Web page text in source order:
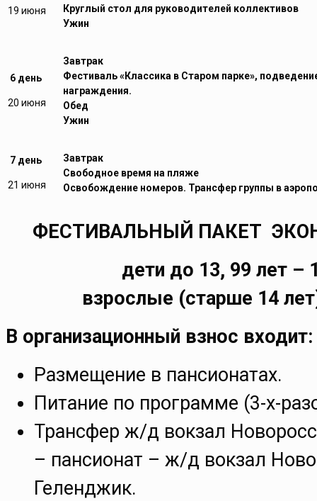
19 июня
Круглый стол для руководителей коллективов
Ужин
6 день
20 июня
Завтрак
Фестиваль «Классика в Старом парке»,
награждения.
Обед
Ужин
7 день
21 июня
Завтрак
Свободное время на пляже
Освобождение номеров. Трансфер группы в
ФЕСТИВАЛЬНЫЙ ПАКЕТ
дети до 13, 99 лет –
взрослые (старше 14
В организационный взнос входит:
Размещение в пансионатах.
Питание по программе (3-х-
Трансфер ж/д вокзал
– пансионат – ж/д вокзал
Геленджик.